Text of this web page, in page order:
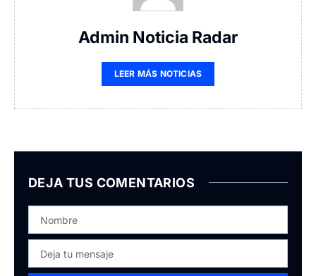
Admin Noticia Radar
LEER MÁS NOTICIAS
DEJA TUS COMENTARIOS